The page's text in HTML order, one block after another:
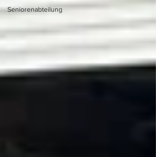
Seniorenabteilung